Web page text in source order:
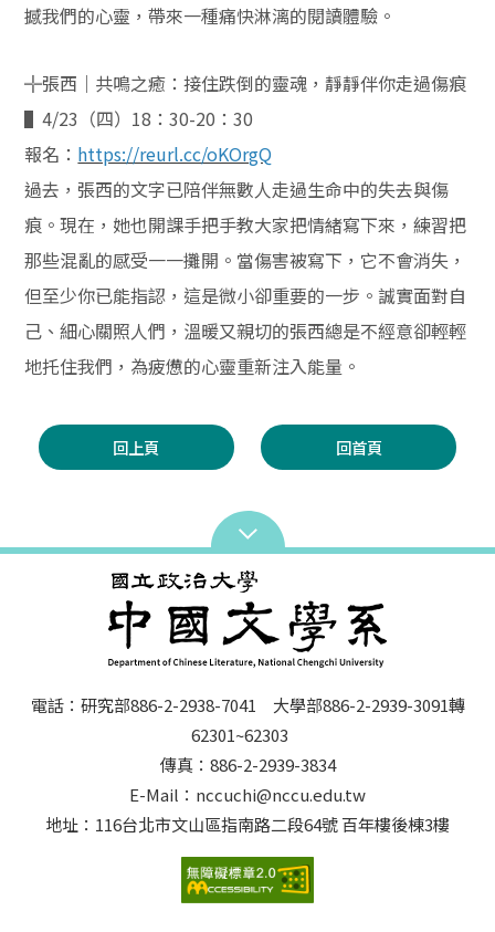
撼我們的心靈，帶來一種痛快淋漓的閱讀體驗。
╬張西｜共鳴之癒：接住跌倒的靈魂，靜靜伴你走過傷痕
▌4/23 （四） 18 ：30-20 ：30
報名： https://reurl.cc/oKOrgQ
過去，張西的文字已陪伴無數人走過生命中的失去與傷
痕。現在，她也開課手把手教大家把情緒寫下來，練習把
那些混亂的感受一一攤開。當傷害被寫下，它不會消失，
但至少你已能指認，這是微小卻重要的一步。誠實面對自
己、細心關照人們，溫暖又親切的張西總是不經意卻輕輕
地托住我們，為疲憊的心靈重新注入能量。
回上頁 回首頁
電話：研究部886-2-2938-7041 大學部886-2-2939-3091轉
62301~62303
傳真：886-2-2939-3834
E-Mail：nccuchi@nccu.edu.tw
地址：116台北市文山區指南路二段64號 百年樓後棟3樓